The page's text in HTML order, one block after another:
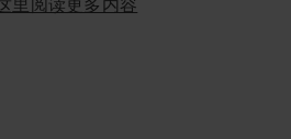
里阅读更多内容